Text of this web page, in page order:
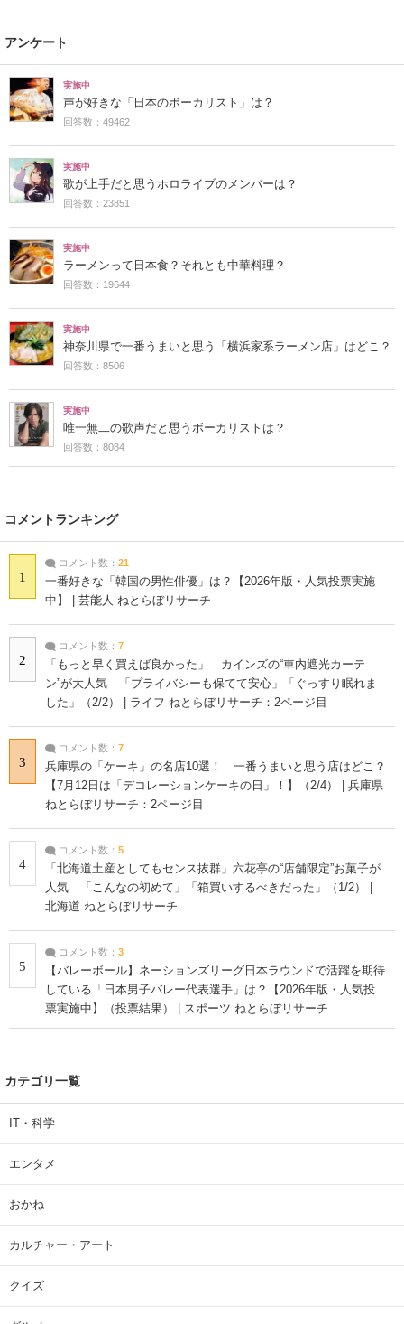
アンケート
実施中
声が好きな「日本のボーカリスト」は？
回答数：49462
実施中
歌が上手だと思うホロライブのメンバーは？
回答数：23851
実施中
ラーメンって日本食？それとも中華料理？
回答数：19644
実施中
神奈川県で一番うまいと思う「横浜家系ラーメン店」はどこ？
回答数：8506
実施中
唯一無二の歌声だと思うボーカリストは？
回答数：8084
コメントランキング
1
コメント数： 21
一番好きな「韓国の男性俳優」は？【2026年版・人気投票実施
中】 | 芸能人 ねとらぼリサーチ
2
コメント数： 7
「もっと早く買えば良かった」 カインズの“車内遮光カーテ
ン”が大人気 「プライバシーも保てて安心」「ぐっすり眠れま
した」（2/2） | ライフ ねとらぼリサーチ：2ページ目
3
コメント数： 7
兵庫県の「ケーキ」の名店10選！ 一番うまいと思う店はどこ？
【7月12日は「デコレーションケーキの日」！】（2/4） | 兵庫県
ねとらぼリサーチ：2ページ目
4
コメント数： 5
「北海道土産としてもセンス抜群」六花亭の“店舗限定”お菓子が
人気 「こんなの初めて」「箱買いするべきだった」（1/2） |
北海道 ねとらぼリサーチ
5
コメント数： 3
【バレーボール】ネーションズリーグ日本ラウンドで活躍を期待
している「日本男子バレー代表選手」は？【2026年版・人気投
票実施中】（投票結果） | スポーツ ねとらぼリサーチ
カテゴリ一覧
IT・科学
エンタメ
おかね
カルチャー・アート
クイズ